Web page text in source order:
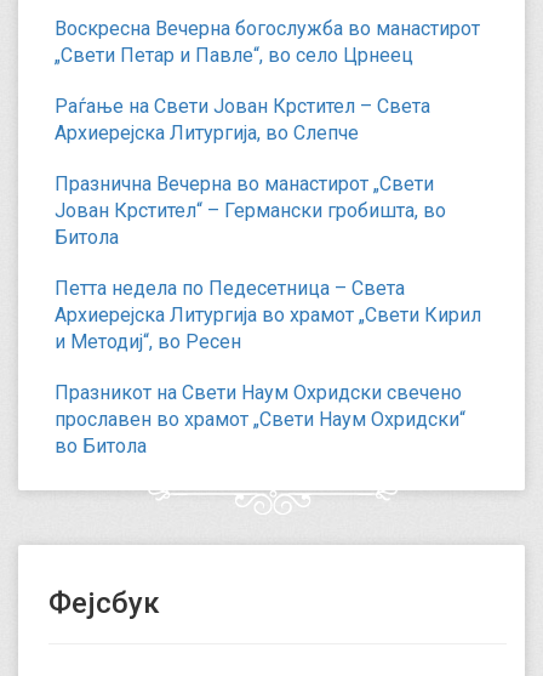
Воскресна Вечерна богослужба во манастирот
„Свети Петар и Павле“, во село Црнеец
Раѓање на Свети Јован Крстител – Света
Архиерејска Литургија, во Слепче
Празнична Вечерна во манастирот „Свети
Јован Крстител“ – Германски гробишта, во
Битола
Петта недела по Педесетница – Света
Архиерејска Литургија во храмот „Свети Кирил
и Методиј“, во Ресен
Празникот на Свети Наум Охридски свечено
прославен во храмот „Свети Наум Охридски“
во Битола
Фејсбук